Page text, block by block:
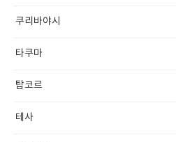
쿠리바야시
타쿠마
탑코르
테사